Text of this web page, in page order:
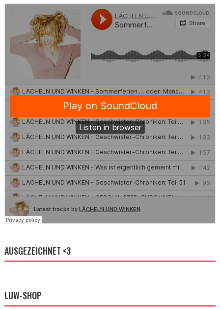
AUSGEZEICHNET <3
LUW-SHOP